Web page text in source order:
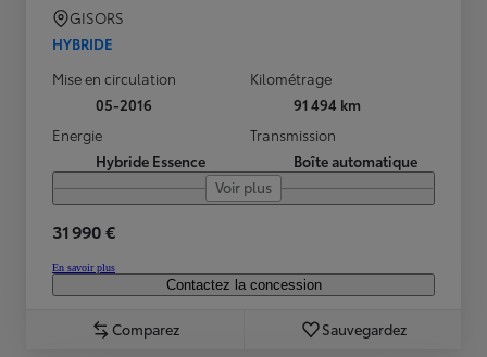
GISORS
HYBRIDE
Mise en circulation
05-2016
Kilométrage
91 494 km
Energie
Hybride Essence
Transmission
Boîte automatique
Voir plus
31 990 €
En savoir plus
Contactez la concession
Comparez Sauvegardez